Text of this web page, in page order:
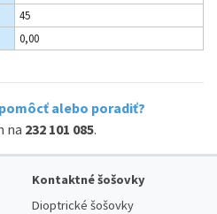
45
0,00
alebo poradiť?
na 232 101 085.
Kontaktné šošovky
Dioptrické šošovky